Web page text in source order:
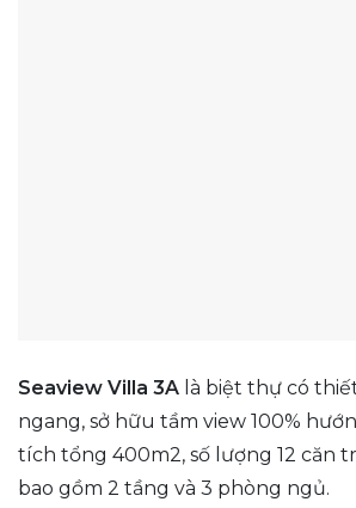
Seaview Villa 3A là biệt thự có
ngang, sở hữu tầm view 100%
tích tổng 400m2, số lượng 12 căn
bao gồm 2 tầng và 3 phòng ngủ.